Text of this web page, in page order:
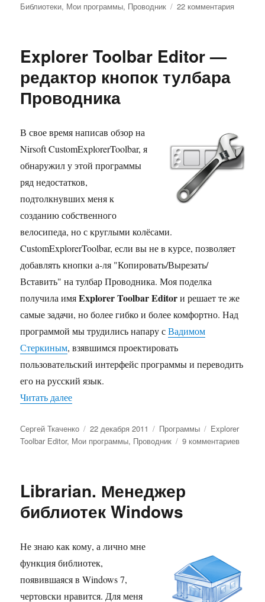
Библиотеки, Мои программы, Проводник 22 комментария
Explorer Toolbar Editor —
редактор кнопок тулбара
Проводника
В свое время написав обзор на
Nirsoft CustomExplorerToolbar, я
обнаружил у этой программы
ряд недостатков,
подтолкнувших меня к
созданию собственного
велосипеда, но с круглыми колёсами.
CustomExplorerToolbar, если вы не в курсе, позволяет
добавлять кнопки а-ля "Копировать/Вырезать/
Вставить" на тулбар Проводника. Моя поделка
получила имяExplorer Toolbar Editorи решает те же
самые задачи, но более гибко и более комфортно. Над
программой мы трудились напару сВадимом
Стеркиным, взявшимся проектировать
пользовательский интерфейс программы и переводить
его на русский язык.
Читать далее«Explorer Toolbar Editor — редактор кнопок
Автор
Сергей Ткаченко Опубликовано
22 декабря 2011 Рубрики
Программы Метки
Explorer
Toolbar Editor, Мои программы, Проводник 9 комментариевк
Librarian. Менеджер
библиотек Windows
Не знаю как кому, а лично мне
функция библиотек,
появившаяся в Windows 7,
чертовски нравится. Для меня